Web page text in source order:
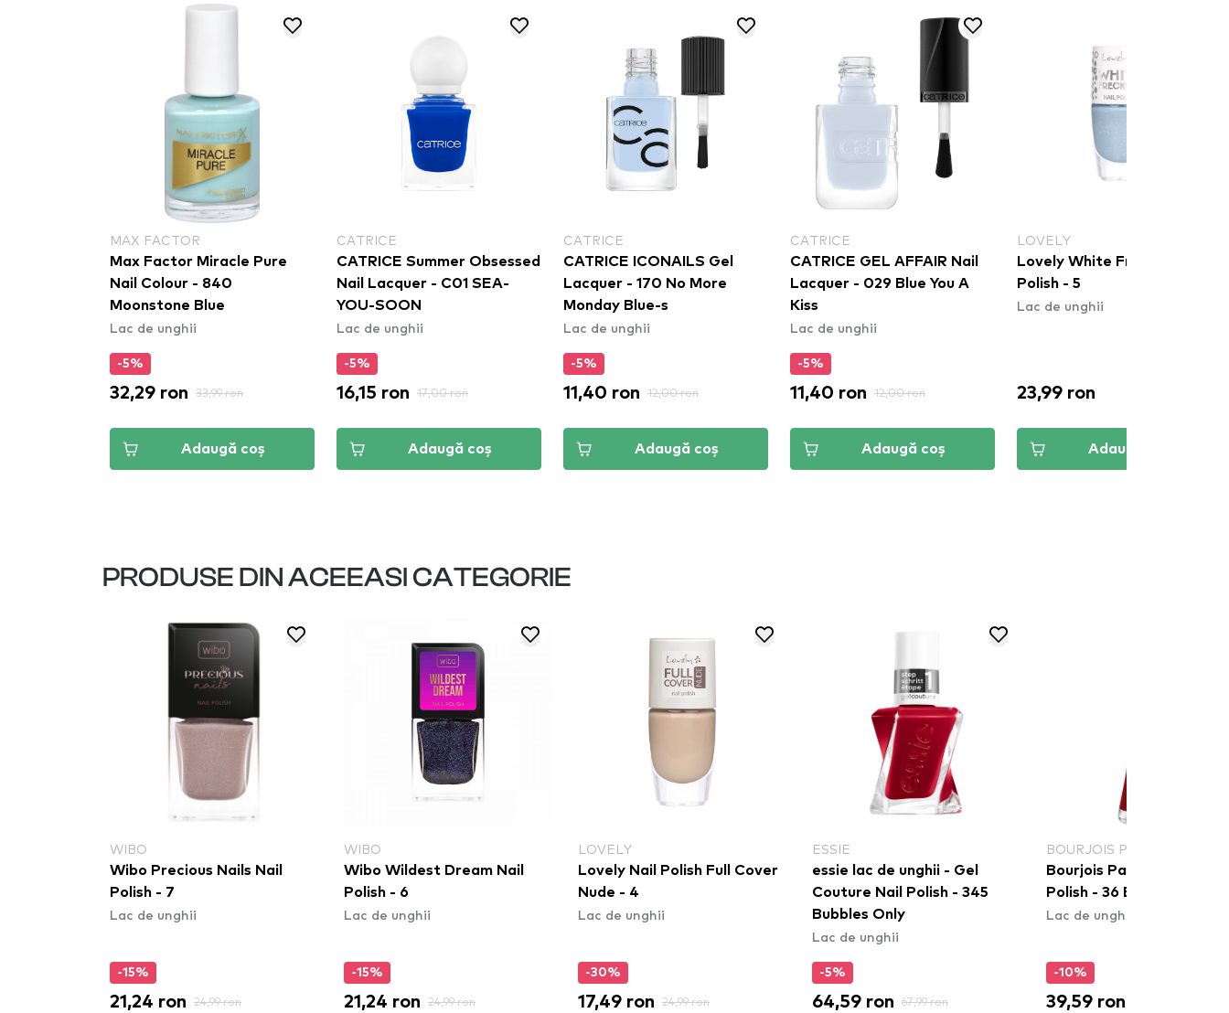
MAX FACTOR
Max Factor Miracle Pure
Nail Colour - 840
Moonstone Blue
Lac de unghii
-5%
32,29 ron 33,99 ron
Adaugă coș
CATRICE
CATRICE Summer Obsessed
Nail Lacquer - C01 SEA-
YOU-SOON
Lac de unghii
-5%
16,15 ron 17,00 ron
Adaugă coș
CATRICE
CATRICE ICONAILS Gel
Lacquer - 170 No More
Monday Blue-s
Lac de unghii
-5%
11,40 ron 12,00 ron
Adaugă coș
CATRICE
CATRICE GEL AFFAIR Nail
Lacquer - 029 Blue You A
Kiss
Lac de unghii
-5%
11,40 ron 12,00 ron
Adaugă coș
LOVELY
Lovely White Freckles Nail
Polish - 5
Lac de unghii
23,99 ron
Adaugă coș
PRODUSE DIN ACEEASI CATEGORIE
WIBO
Wibo Precious Nails Nail
Polish - 7
Lac de unghii
-15%
21,24 ron 24,99 ron
WIBO
Wibo Wildest Dream Nail
Polish - 6
Lac de unghii
-15%
21,24 ron 24,99 ron
LOVELY
Lovely Nail Polish Full Cover
Nude - 4
Lac de unghii
-30%
17,49 ron 24,99 ron
ESSIE
essie lac de unghii - Gel
Couture Nail Polish - 345
Bubbles Only
Lac de unghii
-5%
64,59 ron 67,99 ron
BOURJOIS PARIS
Bourjois Paris 1 Seconde
Polish - 36 Betty´Amo
Lac de unghii
-10%
39,59 ron